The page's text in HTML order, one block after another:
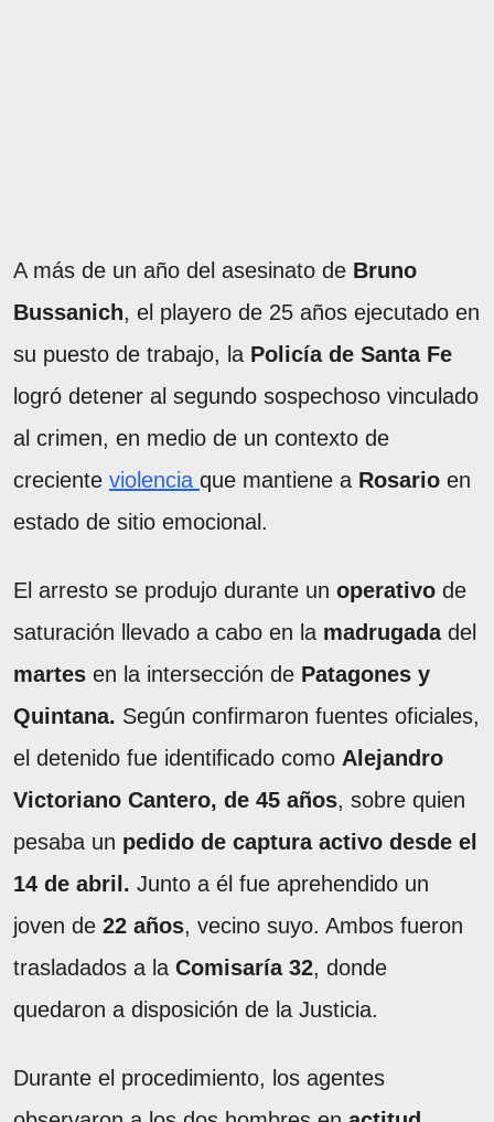
A más de un año del asesinato de Bruno
Bussanich, el playero de 25 años ejecutado en
su puesto de trabajo, la Policía de Santa Fe
logró detener al segundo sospechoso vinculado
al crimen, en medio de un contexto de
creciente violencia que mantiene a Rosario en
estado de sitio emocional.
El arresto se produjo durante un operativo de
saturación llevado a cabo en la madrugadadel
martes en la intersección de Patagones y
Quintana. Según confirmaron fuentes oficiales,
el detenido fue identificado como Alejandro
Victoriano Cantero, de 45 años, sobre quien
pesaba un pedido de captura activo desde el
14 de abril. Junto a él fue aprehendido un
joven de 22 años, vecino suyo. Ambos fueron
trasladados a la Comisaría 32, donde
quedaron a disposición de la Justicia.
Durante el procedimiento, los agentes